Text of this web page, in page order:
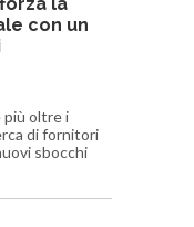
con un
più oltre i
di fornitori
sbocchi